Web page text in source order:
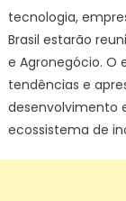
tecnologia,
Brasil estarão
e Agronegócio.
tendências e
desenvolvimento
ecossistema de